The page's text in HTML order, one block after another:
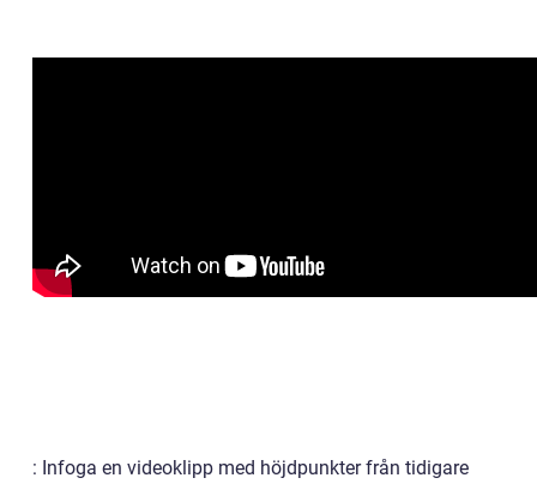
: Infoga en videoklipp med höjdpunkter från tidigare